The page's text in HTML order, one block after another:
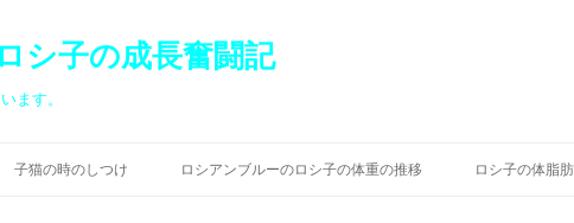
シ子の成長奮闘記
ます。
ン
子猫の時のしつけ ロシアンブルーのロシ子の体重の推移 ロシ子の体脂